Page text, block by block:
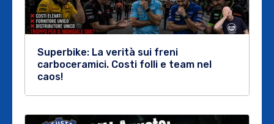
Superbike: La verità sui freni
carboceramici. Costi folli e team nel
caos!